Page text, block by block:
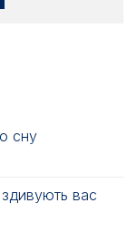
сну
здивують вас